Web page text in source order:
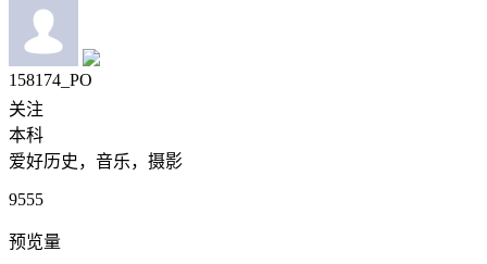
158174_PO
关注
本科
爱好历史，音乐，摄影
9555
预览量